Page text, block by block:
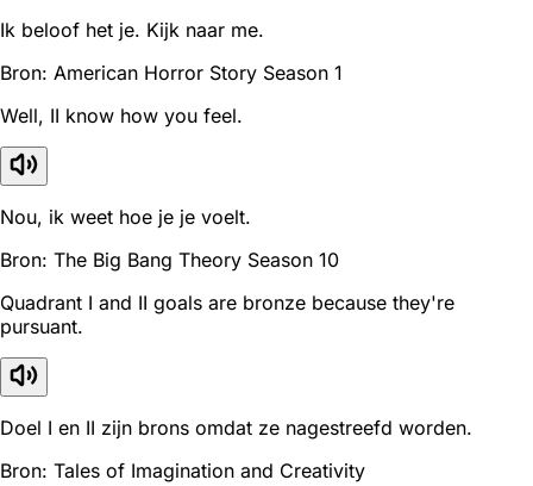
Ik beloof het je. Kijk naar me.
Bron: American Horror Story Season 1
Well, II know how you feel.
Nou, ik weet hoe je je voelt.
Bron: The Big Bang Theory Season 10
Quadrant I and II goals are bronze because they're
pursuant.
Doel I en II zijn brons omdat ze nagestreefd worden.
Bron: Tales of Imagination and Creativity